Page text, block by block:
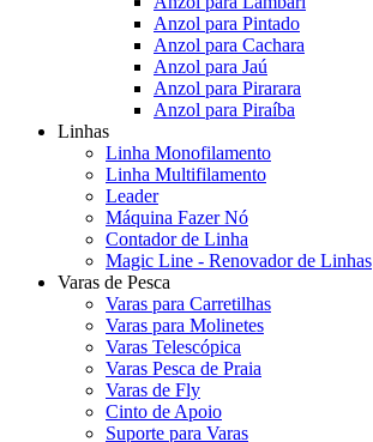
Anzol para Pintado
Anzol para Cachara
Anzol para Jaú
Anzol para Pirarara
Anzol para Piraíba
Linhas
Linha Monofilamento
Linha Multifilamento
Leader
Máquina Fazer Nó
Contador de Linha
Magic Line - Renovador de Linhas
Varas de Pesca
Varas para Carretilhas
Varas para Molinetes
Varas Telescópica
Varas Pesca de Praia
Varas de Fly
Cinto de Apoio
Suporte para Varas